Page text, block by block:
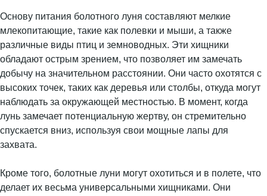
Основу питания болотного луня составляют мелкие
млекопитающие, такие как полевки и мыши, а также
различные виды птиц и земноводных. Эти хищники
обладают острым зрением, что позволяет им замечать
добычу на значительном расстоянии. Они часто охотятся с
высоких точек, таких как деревья или столбы, откуда могут
наблюдать за окружающей местностью. В момент, когда
лунь замечает потенциальную жертву, он стремительно
спускается вниз, используя свои мощные лапы для
захвата.
Кроме того, болотные луни могут охотиться и в полете, что
делает их весьма универсальными хищниками. Они